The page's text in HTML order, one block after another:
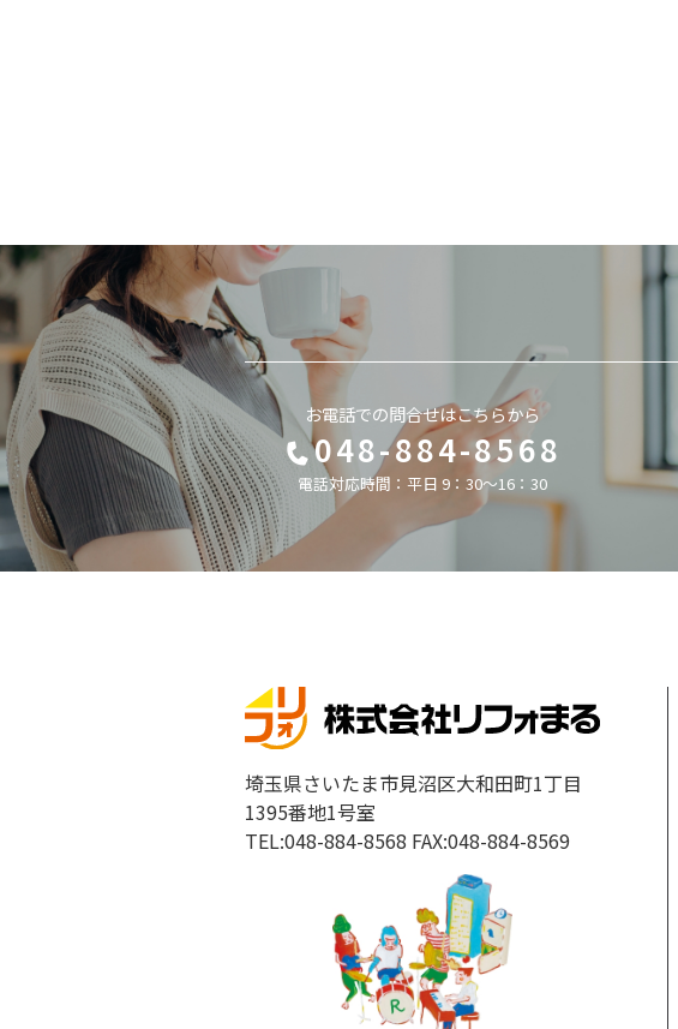
お電話での問合せはこちらから
048-884-8568
電話対応時間：平日 9：30～16：30
埼玉県さいたま市見沼区大和田町1丁目
1395番地1号室
TEL:048-884-8568 FAX:048-884-8569